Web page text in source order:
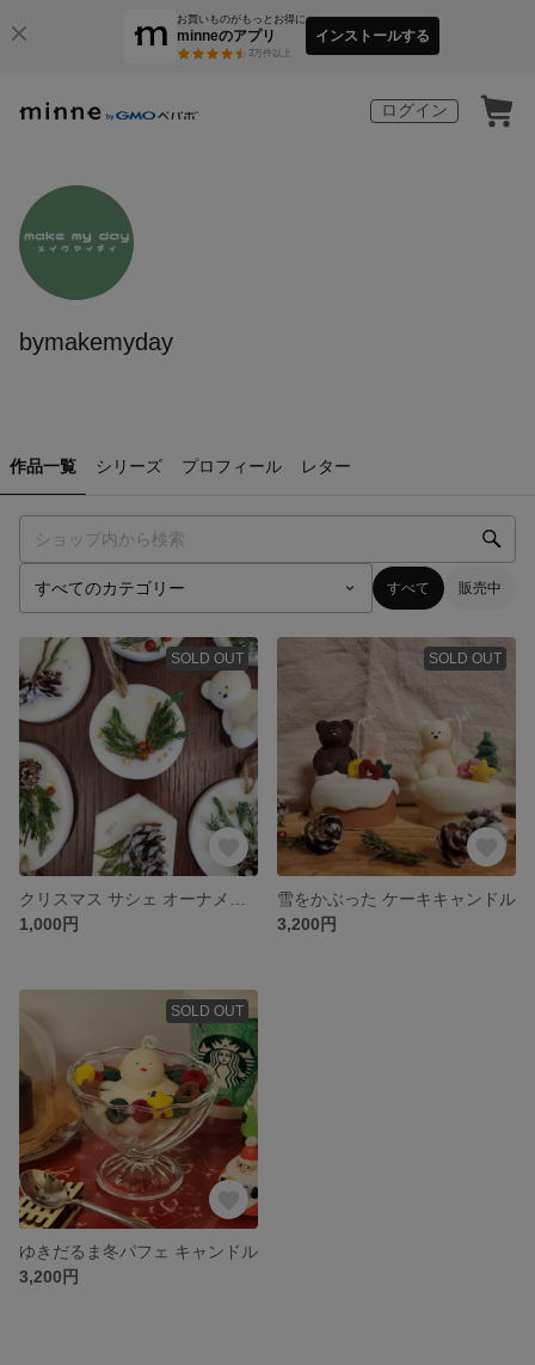
お買いものがもっとお得に
minneのアプリ
3万件以上
インストールする
ログイン
bymakemyday
作品一覧 シリーズ プロフィール レター
すべて 販売中
SOLD OUT
1,000円
SOLD OUT
雪をかぶった ケーキキャンドル
3,200円
SOLD OUT
ゆきだるま冬パフェ キャンドル
3,200円